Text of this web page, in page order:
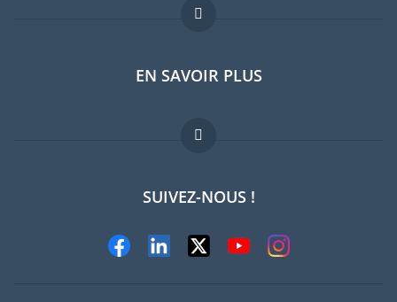
Forum expatriés
Guides pays
Offres d'emploi
EN SAVOIR PLUS
FAQ
Experts
SUIVEZ-NOUS !